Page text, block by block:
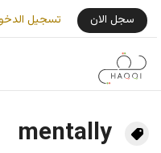
تجاوز إلى المحتوى الرئيسي
User Login Menu
سجل الان تسجيل
mentally